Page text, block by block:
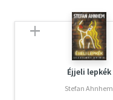
Éjjeli lepkék
Stefan Ahnhem